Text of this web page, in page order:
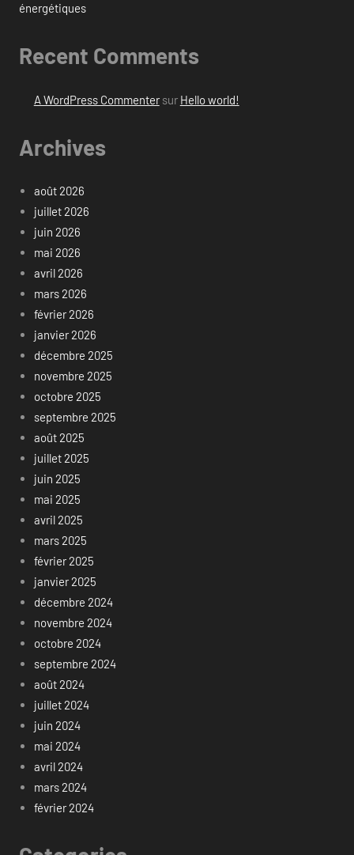
énergétiques
Recent Comments
A WordPress Commentersur Hello world!
Archives
août 2026
juillet 2026
juin 2026
mai 2026
avril 2026
mars 2026
février 2026
janvier 2026
décembre 2025
novembre 2025
octobre 2025
septembre 2025
août 2025
juillet 2025
juin 2025
mai 2025
avril 2025
mars 2025
février 2025
janvier 2025
décembre 2024
novembre 2024
octobre 2024
septembre 2024
août 2024
juillet 2024
juin 2024
mai 2024
avril 2024
mars 2024
février 2024